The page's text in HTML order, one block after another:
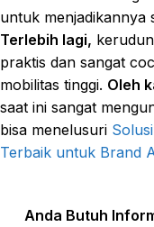
untuk menjadikannya
Terlebih lagi,
praktis dan sangat
mobilitas tinggi. Oleh
saat ini sangat
bisa menelusuri
Terbaik untuk Brand
Anda Butuh